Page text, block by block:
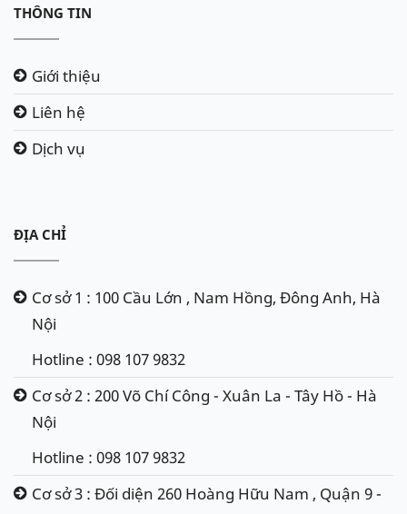
THÔNG TIN
Giới thiệu
Liên hệ
Dịch vụ
ĐỊA CHỈ
Cơ sở 1 : 100 Cầu Lớn , Nam Hồng, Đông Anh, Hà
Nội
Hotline : 098 107 9832
Cơ sở 2 : 200 Võ Chí Công - Xuân La - Tây Hồ - Hà
Nội
Hotline : 098 107 9832
Cơ sở 3 : Đối diện 260 Hoàng Hữu Nam , Quận 9 -